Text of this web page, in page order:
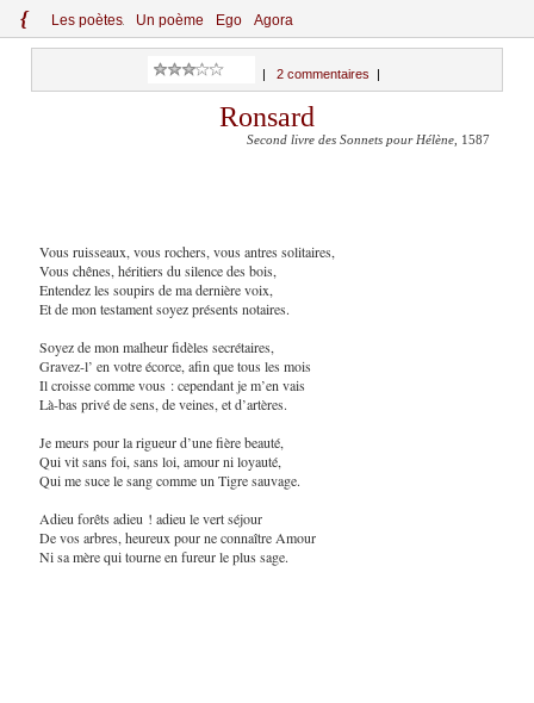
{ Les poètes Un poème Ego Agora
2 commentaires
Ronsard
Second livre des Sonnets pour Hélène , 1587
Vous ruisseaux, vous rochers, vous antres solitaires,
Vous chênes, héritiers du silence des bois,
Entendez les soupirs de ma dernière voix,
Et de mon testament soyez présents notaires.
Soyez de mon malheur fidèles secrétaires,
Gravez-l’ en votre écorce, afin que tous les mois
Il croisse comme vous : cependant je m’en vais
Là-bas privé de sens, de veines, et d’artères.
Je meurs pour la rigueur d’une fière beauté,
Qui vit sans foi, sans loi, amour ni loyauté,
Qui me suce le sang comme un Tigre sauvage.
Adieu forêts adieu ! adieu le vert séjour
De vos arbres, heureux pour ne connaître Amour
Ni sa mère qui tourne en fureur le plus sage.